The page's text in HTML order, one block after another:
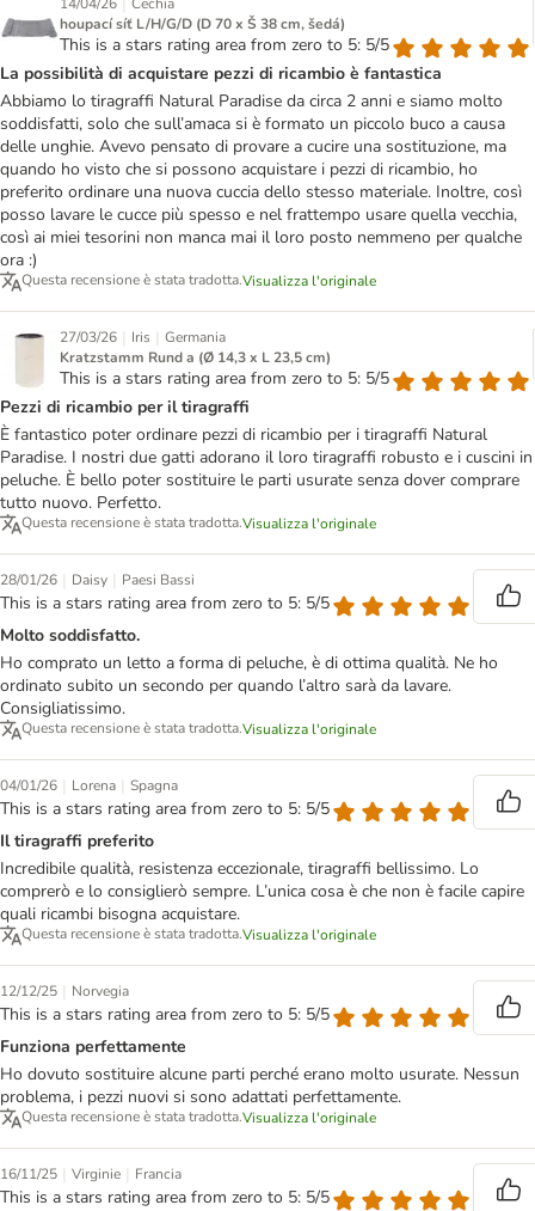
14/04/26
Cechia
houpací síť L/H/G/D (D 70 x Š 38 cm, šedá)
This is a stars rating area from zero to 5: 5/5
La possibilità di acquistare pezzi di ricambio è fantastica
Abbiamo lo tiragraffi Natural Paradise da circa 2 anni e siamo molto
soddisfatti, solo che sull’amaca si è formato un piccolo buco a causa
delle unghie. Avevo pensato di provare a cucire una sostituzione, ma
quando ho visto che si possono acquistare i pezzi di ricambio, ho
preferito ordinare una nuova cuccia dello stesso materiale. Inoltre, così
posso lavare le cucce più spesso e nel frattempo usare quella vecchia,
così ai miei tesorini non manca mai il loro posto nemmeno per qualche
ora :)
Questa recensione è stata tradotta.Visualizza l'originale
27/03/26 | Iris | Germania
Kratzstamm Rund a (Ø 14,3 x L 23,5 cm)
This is a stars rating area from zero to 5: 5/5
Pezzi di ricambio per il tiragraffi
È fantastico poter ordinare pezzi di ricambio per i tiragraffi Natural
Paradise. I nostri due gatti adorano il loro tiragraffi robusto e i cuscini in
peluche. È bello poter sostituire le parti usurate senza dover comprare
tutto nuovo. Perfetto.
Questa recensione è stata tradotta.Visualizza l'originale
28/01/26 | Daisy | Paesi Bassi
This is a stars rating area from zero to 5: 5/5
Molto soddisfatto.
Ho comprato un letto a forma di peluche, è di ottima qualità. Ne ho
ordinato subito un secondo per quando l’altro sarà da lavare.
Consigliatissimo.
Questa recensione è stata tradotta.Visualizza l'originale
04/01/26 | Lorena | Spagna
This is a stars rating area from zero to 5: 5/5
Il tiragraffi preferito
Incredibile qualità, resistenza eccezionale, tiragraffi bellissimo. Lo
comprerò e lo consiglierò sempre. L’unica cosa è che non è facile capire
quali ricambi bisogna acquistare.
Questa recensione è stata tradotta.Visualizza l'originale
12/12/25 | Norvegia
This is a stars rating area from zero to 5: 5/5
Funziona perfettamente
Ho dovuto sostituire alcune parti perché erano molto usurate. Nessun
problema, i pezzi nuovi si sono adattati perfettamente.
Questa recensione è stata tradotta.Visualizza l'originale
16/11/25 | Virginie | Francia
This is a stars rating area from zero to 5: 5/5